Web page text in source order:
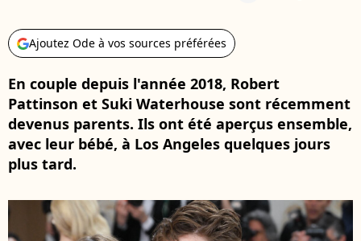
Ajoutez Ode à vos sources préférées
En couple depuis l'année 2018, Robert
Pattinson et Suki Waterhouse sont récemment
devenus parents. Ils ont été aperçus ensemble,
avec leur bébé, à Los Angeles quelques jours
plus tard.